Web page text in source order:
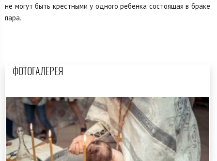
не могут быть крестными у одного ребенка состоящая в браке
пара.
ФОТОГАЛЕРЕЯ